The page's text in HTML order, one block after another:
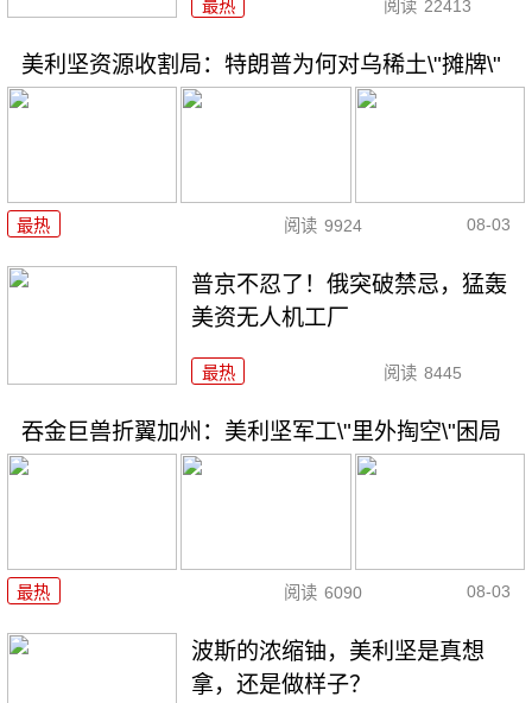
最热 阅读 22413
美利坚资源收割局：特朗普为何对乌稀土\"摊牌\"
最热 阅读 9924 08-03
普京不忍了！俄突破禁忌，猛轰
美资无人机工厂
最热 阅读 8445
吞金巨兽折翼加州：美利坚军工\"里外掏空\"困局
最热 阅读 6090 08-03
波斯的浓缩铀，美利坚是真想
拿，还是做样子？